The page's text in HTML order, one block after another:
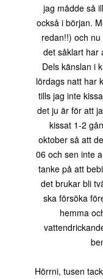
jag mådde så
också i början.
redan!!) och
det såklart har
Dels känslan i
lördags natt har
tills jag inte
det ju är för att
kissat 1-2
oktober så att
06 och sen inte
tanke på att
det brukar bli
ska försöka
hemma
Hörrni, tusen